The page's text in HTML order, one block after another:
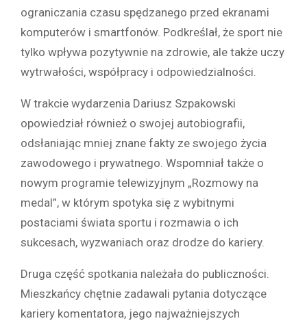
ograniczania czasu spędzanego przed ekranami
komputerów i smartfonów. Podkreślał, że sport nie
tylko wpływa pozytywnie na zdrowie, ale także uczy
wytrwałości, współpracy i odpowiedzialności.
W trakcie wydarzenia Dariusz Szpakowski
opowiedział również o swojej autobiografii,
odsłaniając mniej znane fakty ze swojego życia
zawodowego i prywatnego. Wspomniał także o
nowym programie telewizyjnym „Rozmowy na
medal”, w którym spotyka się z wybitnymi
postaciami świata sportu i rozmawia o ich
sukcesach, wyzwaniach oraz drodze do kariery.
Druga część spotkania należała do publiczności.
Mieszkańcy chętnie zadawali pytania dotyczące
kariery komentatora, jego najważniejszych